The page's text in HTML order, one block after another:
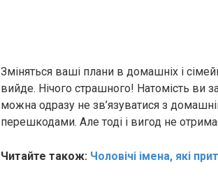
Зміняться ваші плани в домашніх і
вийде. Нічого страшного! Натомість ви
можна одразу не зв’язуватися з
перешкодами. Але тоді і вигод не
Читайте також: Чоловічі імена, які